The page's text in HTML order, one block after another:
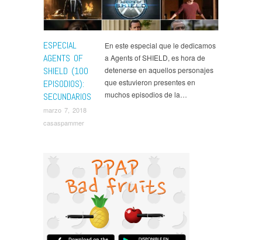
ESPECIAL
AGENTS OF
SHIELD (100
EPISODIOS):
SECUNDARIOS
marzo 7, 2018
casaspammer
En este especial que le dedicamos
a Agents of SHIELD, es hora de
detenerse en aquellos personajes
que estuvieron presentes en
muchos episodios de la…